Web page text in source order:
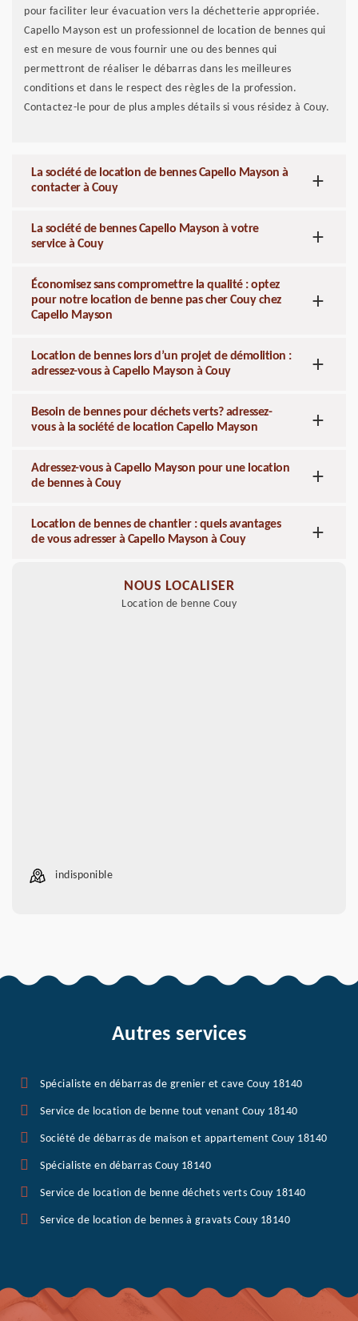
pour faciliter leur évacuation vers la déchetterie appropriée.
Capello Mayson est un professionnel de location de bennes qui
est en mesure de vous fournir une ou des bennes qui
permettront de réaliser le débarras dans les meilleures
conditions et dans le respect des règles de la profession.
Contactez-le pour de plus amples détails si vous résidez à Couy.
La société de location de bennes Capello Mayson à
contacter à Couy
La société de bennes Capello Mayson à votre
service à Couy
Économisez sans compromettre la qualité : optez
pour notre location de benne pas cher Couy chez
Capello Mayson
Location de bennes lors d’un projet de démolition :
adressez-vous à Capello Mayson à Couy
Besoin de bennes pour déchets verts? adressez-
vous à la société de location Capello Mayson
Adressez-vous à Capello Mayson pour une location
de bennes à Couy
Location de bennes de chantier : quels avantages
de vous adresser à Capello Mayson à Couy
NOUS LOCALISER
Location de benne Couy
indisponible
Autres services
Spécialiste en débarras de grenier et cave Couy 18140
Service de location de benne tout venant Couy 18140
Société de débarras de maison et appartement Couy 18140
Spécialiste en débarras Couy 18140
Service de location de benne déchets verts Couy 18140
Service de location de bennes à gravats Couy 18140